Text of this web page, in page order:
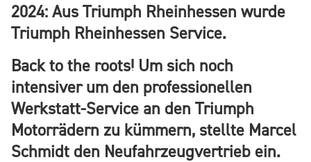
2024: Aus Triumph Rheinhessen wurde
Triumph Rheinhessen Service.
Back to the roots! Um sich noch
intensiver um den professionellen
Werkstatt-Service an den Triumph
Motorrädern zu kümmern, stellte Marcel
Schmidt den Neufahrzeugvertrieb ein.